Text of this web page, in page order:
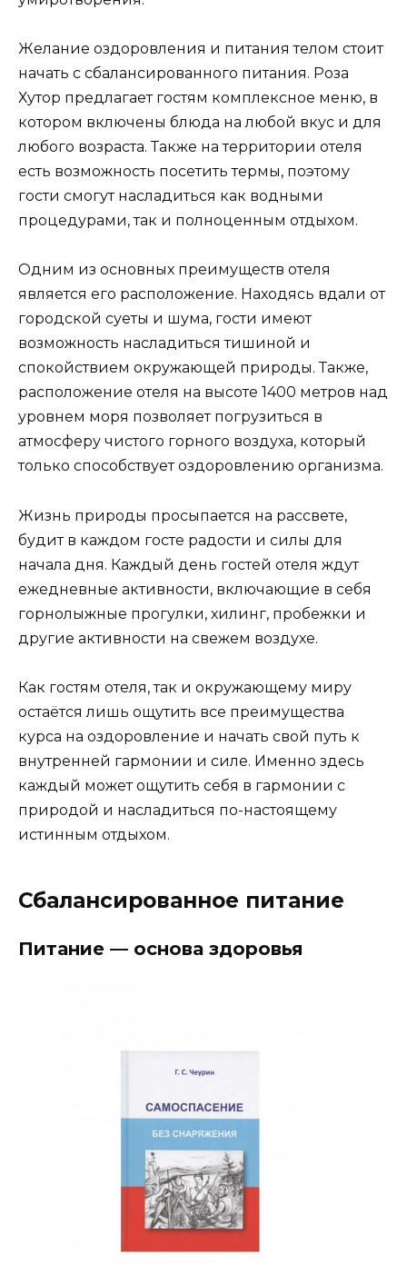
Желание оздоровления и питания телом стоит
начать с сбалансированного питания. Роза
Хутор предлагает гостям комплексное меню, в
котором включены блюда на любой вкус и для
любого возраста. Также на территории отеля
есть возможность посетить термы, поэтому
гости смогут насладиться как водными
процедурами, так и полноценным отдыхом.
Одним из основных преимуществ отеля
является его расположение. Находясь вдали от
городской суеты и шума, гости имеют
возможность насладиться тишиной и
спокойствием окружающей природы. Также,
расположение отеля на высоте 1400 метров над
уровнем моря позволяет погрузиться в
атмосферу чистого горного воздуха, который
только способствует оздоровлению организма.
Жизнь природы просыпается на рассвете,
будит в каждом госте радости и силы для
начала дня. Каждый день гостей отеля ждут
ежедневные активности, включающие в себя
горнолыжные прогулки, хилинг, пробежки и
другие активности на свежем воздухе.
Как гостям отеля, так и окружающему миру
остаётся лишь ощутить все преимущества
курса на оздоровление и начать свой путь к
внутренней гармонии и силе. Именно здесь
каждый может ощутить себя в гармонии с
природой и насладиться по-настоящему
истинным отдыхом.
Сбалансированное питание
Питание — основа здоровья